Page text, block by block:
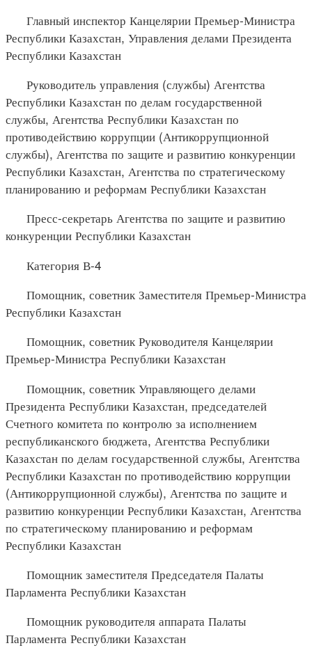
Главный инспектор Канцелярии Премьер-Министра
Республики Казахстан, Управления делами Президента
Республики Казахстан
Руководитель управления (службы) Агентства
Республики Казахстан по делам государственной
службы, Агентства Республики Казахстан по
противодействию коррупции (Антикоррупционной
службы), Агентства по защите и развитию конкуренции
Республики Казахстан, Агентства по стратегическому
планированию и реформам Республики Казахстан
Пресс-секретарь Агентства по защите и развитию
конкуренции Республики Казахстан
Категория В-4
Помощник, советник Заместителя Премьер-Министра
Республики Казахстан
Помощник, советник Руководителя Канцелярии
Премьер-Министра Республики Казахстан
Помощник, советник Управляющего делами
Президента Республики Казахстан, председателей
Счетного комитета по контролю за исполнением
республиканского бюджета, Агентства Республики
Казахстан по делам государственной службы, Агентства
Республики Казахстан по противодействию коррупции
(Антикоррупционной службы), Агентства по защите и
развитию конкуренции Республики Казахстан, Агентства
по стратегическому планированию и реформам
Республики Казахстан
Помощник заместителя Председателя Палаты
Парламента Республики Казахстан
Помощник руководителя аппарата Палаты
Парламента Республики Казахстан